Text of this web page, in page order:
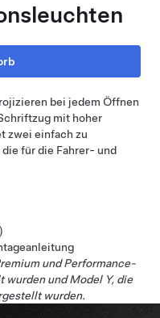
bei jedem Öffnen
mit hoher
zwei einfach zu
für die Fahrer- und
und Performance-
wurden und Model Y, die
wurden.